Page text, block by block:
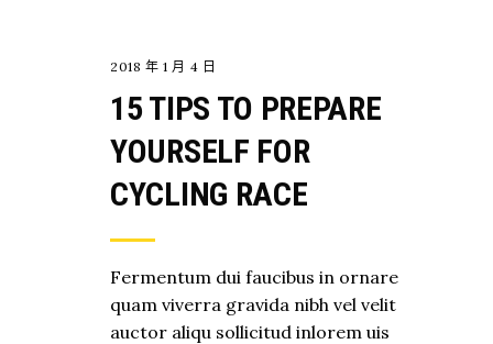
2018 年 1 月 4 日
15 TIPS TO PREPARE
YOURSELF FOR
CYCLING RACE
Fermentum dui faucibus in ornare
quam viverra gravida nibh vel velit
auctor aliqu sollicitud inlorem uis